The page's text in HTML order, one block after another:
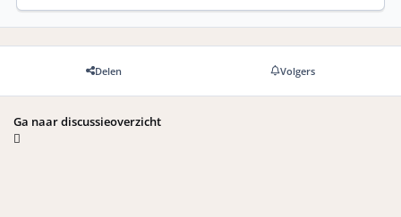
Delen Volgers
Ga naar discussieoverzicht